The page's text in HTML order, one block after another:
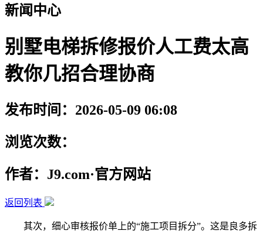
新闻中心
别墅电梯拆修报价人工费太高
教你几招合理协商
发布时间：2026-05-09 06:08
浏览次数：
作者：J9.com·官方网站
返回列表
其次，细心审核报价单上的“施工项目拆分”。这是良多拆